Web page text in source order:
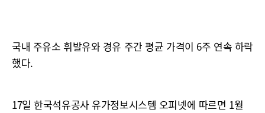
국내 주유소 휘발유와 경유 주간 평균 가격이 6주 연속 하락
했다.
17일 한국석유공사 유가정보시스템 오피넷에 따르면 1월